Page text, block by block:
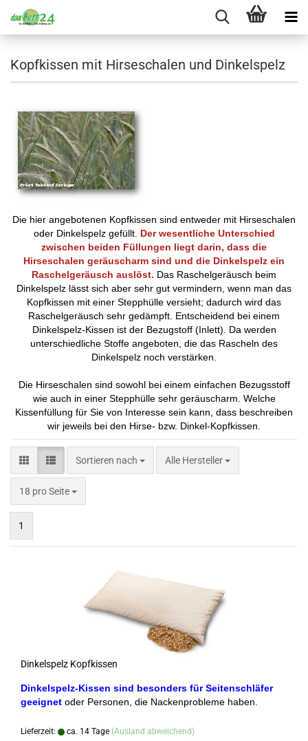
Kopfkissen mit Hirseschalen und Dinkelspelz
Die hier angebotenen Kopfkissen sind entweder mit Hirseschalen
oder Dinkelspelz gefüllt. Der wesentliche Unterschied
zwischen beiden Füllungen liegt darin, dass die
Hirseschalen geräuscharm sind und die Dinkelspelz ein
Raschelgeräusch auslöst. Das Raschelgeräusch beim
Dinkelspelz lässt sich aber sehr gut vermindern, wenn man das
Kopfkissen mit einer Stepphülle versieht; dadurch wird das
Raschelgeräusch sehr gedämpft. Entscheidend bei einem
Dinkelspelz-Kissen ist der Bezugstoff (Inlett). Da werden
unterschiedliche Stoffe angeboten, die das Rascheln des
Dinkelspelz noch verstärken.
Die Hirseschalen sind sowohl bei einem einfachen Bezugsstoff
wie auch in einer Stepphülle sehr geräuscharm. Welche
Kissenfüllung für Sie von Interesse sein kann, dass beschreiben
wir jeweils bei den Hirse- bzw. Dinkel-Kopfkissen.
Sortieren nach
Sortieren nach Alle Hersteller
18 pro Seite
pro Seite
1
Dinkelspelz Kopfkissen
Dinkelspelz-Kissen sind besonders für Seitenschläfer
geeignet oder Personen, die Nackenprobleme haben.
Lieferzeit: ca. 14 Tage (Ausland abweichend)